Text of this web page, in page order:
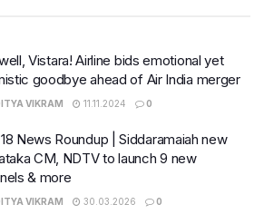
Vistara! Airline bids emotional yet
goodbye ahead of Air India merger
VIKRAM 11.11.2024 0
News Roundup | Siddaramaiah new
CM, NDTV to launch 9 new
& more
VIKRAM 30.03.2026 0